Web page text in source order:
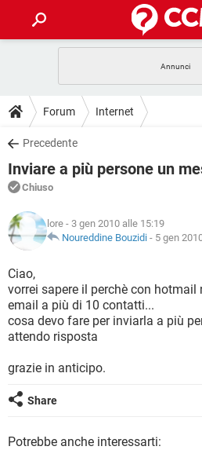
INTRATTENIMENTO
iOS
INSTAGRAM
TIKTOK
HARDWARE
GUIDE
COVID-19
iOS
INSTAGRAM
TIKTOK
DOWNLOAD
COVID-19
INTRATTENIMENTO
iOS
INSTAGRAM
TIKTOK
HARDWARE
FORUM
COVID-19
INTRATTENIMENTO
INSTAGRAM
TIKTOK
HARDWARE
GLOSSARIO
COVID-19
INTRATTENIMENTO
iOS
INSTAGRAM
Forum Internet
Precedente
Inviare a più persone un
Chiuso
lore - 3 gen 2010 alle 15:19
Noureddine Bouzidi - 5 gen
Ciao,
vorrei sapere il perchè con hotmail
email a più di 10 contatti...
cosa devo fare per inviarla a più
attendo risposta
grazie in anticipo.
Share
Potrebbe anche interessarti: